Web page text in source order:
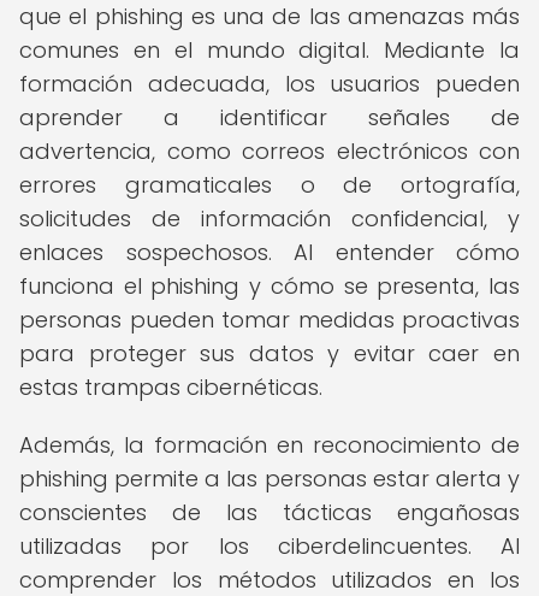
que el phishing es una de las amenazas más
comunes en el mundo digital. Mediante la
formación adecuada, los usuarios pueden
aprender a identificar señales de
advertencia, como correos electrónicos con
errores gramaticales o de ortografía,
solicitudes de información confidencial, y
enlaces sospechosos. Al entender cómo
funciona el phishing y cómo se presenta, las
personas pueden tomar medidas proactivas
para proteger sus datos y evitar caer en
estas trampas cibernéticas.
Además, la formación en reconocimiento de
phishing permite a las personas estar alerta y
conscientes de las tácticas engañosas
utilizadas por los ciberdelincuentes. Al
comprender los métodos utilizados en los